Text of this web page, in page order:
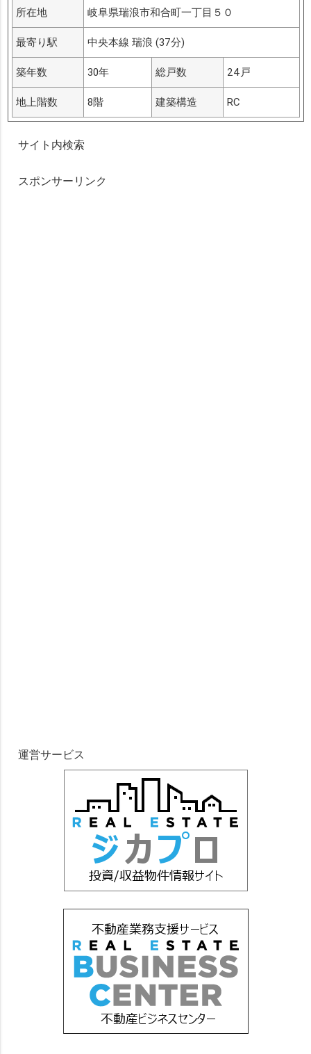
所在地 岐阜県瑞浪市和合町一丁目５０
最寄り駅 中央本線 瑞浪 (37分)
築年数 30年 総戸数 24戸
地上階数 8階 建築構造 RC
サイト内検索
スポンサーリンク
運営サービス